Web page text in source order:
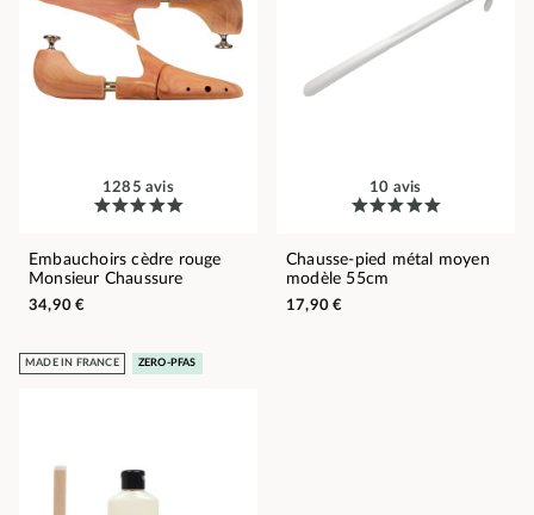
1285 avis
Embauchoirs cèdre rouge
Monsieur Chaussure
34,90 €
10 avis
Chausse-pied métal moyen
modèle 55cm
17,90 €
MADE IN FRANCE ZERO-PFAS